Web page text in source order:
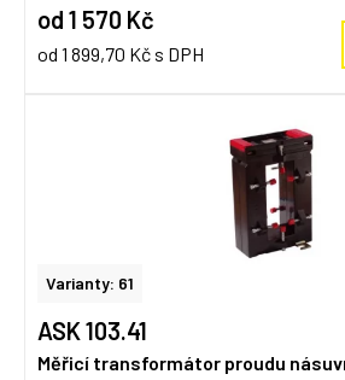
od 1 570 Kč
od 1 899,70 Kč s DPH
Varianty: 61
ASK 103.41
Měřicí transformátor proudu